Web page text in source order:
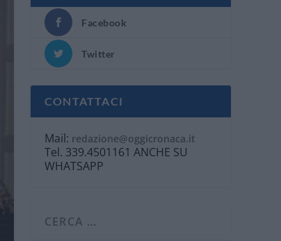
Facebook
Twitter
CONTATTACI
Mail: redazione@oggicronaca.it
Tel. 339.4501161 ANCHE SU
WHATSAPP